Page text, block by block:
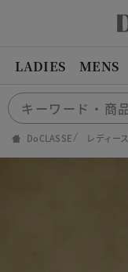
LADIES MENS
DoCLASSE レディース